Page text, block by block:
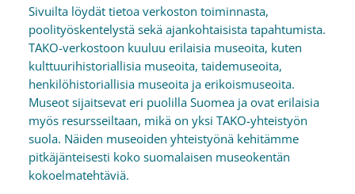
Sivuilta löydät tietoa verkoston toiminnasta,
poolityöskentelystä sekä ajankohtaisista tapahtumista.
TAKO-verkostoon kuuluu erilaisia museoita, kuten
kulttuurihistoriallisia museoita, taidemuseoita,
henkilöhistoriallisia museoita ja erikoismuseoita.
Museot sijaitsevat eri puolilla Suomea ja ovat erilaisia
myös resursseiltaan, mikä on yksi TAKO-yhteistyön
suola. Näiden museoiden yhteistyönä kehitämme
pitkäjänteisesti koko suomalaisen museokentän
kokoelmatehtäviä.